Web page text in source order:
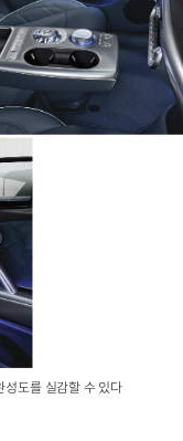
성도를 실감할 수 있다